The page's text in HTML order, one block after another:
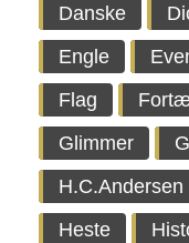
Danske
Engle
Flag
Glimmer
H.C.Andersen
Heste